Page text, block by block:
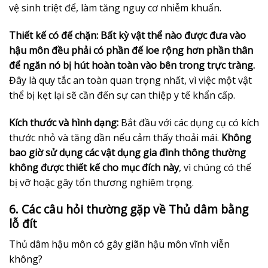
vệ sinh triệt để, làm tăng nguy cơ nhiễm khuẩn.
Thiết kế có đế chặn: Bất kỳ vật thể nào được đưa vào
hậu môn đều phải có phần đế loe rộng hơn phần thân
để ngăn nó bị hút hoàn toàn vào bên trong trực tràng.
Đây là quy tắc an toàn quan trọng nhất, vì việc một vật
thể bị kẹt lại sẽ cần đến sự can thiệp y tế khẩn cấp.
Kích thước và hình dạng: Bắt đầu với các dụng cụ có kích
thước nhỏ và tăng dần nếu cảm thấy thoải mái. Không
bao giờ sử dụng các vật dụng gia đình thông thường
không được thiết kế cho mục đích này, vì chúng có thể
bị vỡ hoặc gây tổn thương nghiêm trọng.
6. Các câu hỏi thường gặp về Thủ dâm bằng
lỗ đít
Thủ dâm hậu môn có gây giãn hậu môn vĩnh viễn
không?